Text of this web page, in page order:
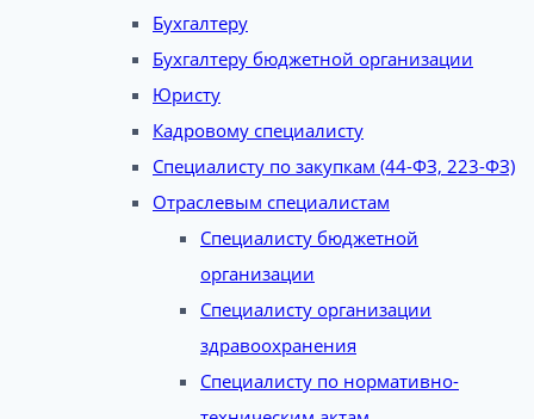
Бухгалтеру
Бухгалтеру бюджетной организации
Юристу
Кадровому специалисту
Специалисту по закупкам (44-ФЗ, 223-ФЗ)
Отраслевым специалистам
Специалисту бюджетной
организации
Специалисту организации
здравоохранения
Специалисту по нормативно-